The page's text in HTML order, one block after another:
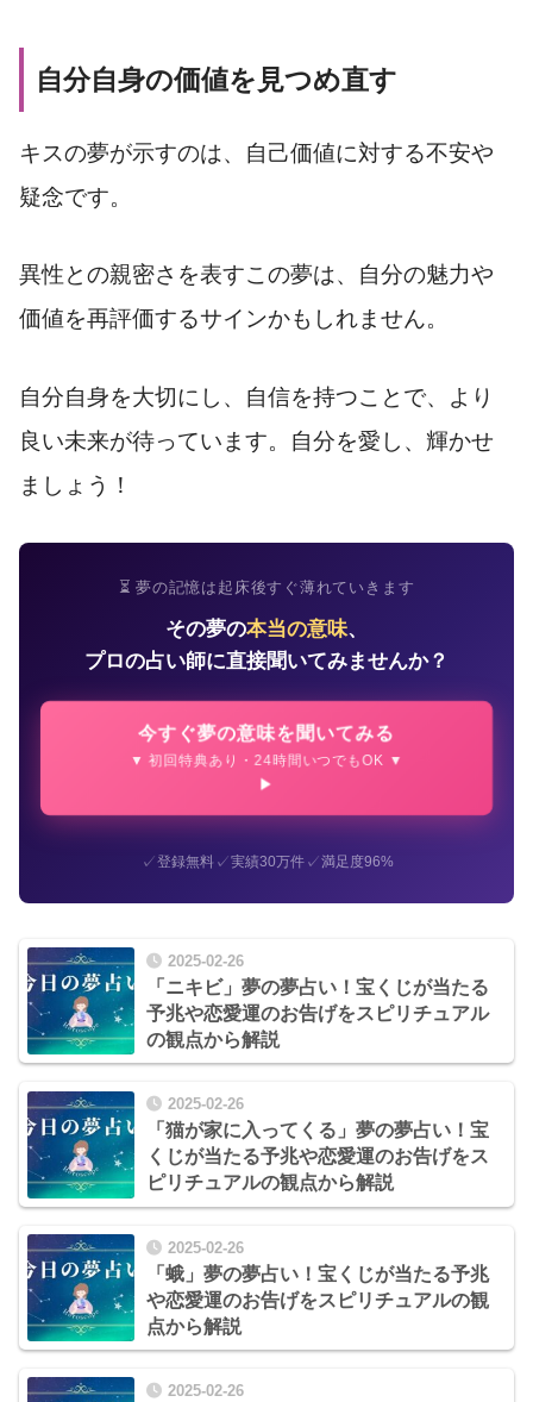
自分自身の価値を見つめ直す
キスの夢が示すのは、自己価値に対する不安や
疑念です。
異性との親密さを表すこの夢は、自分の魅力や
価値を再評価するサインかもしれません。
自分自身を大切にし、自信を持つことで、より
良い未来が待っています。自分を愛し、輝かせ
ましょう！
⏳ 夢の記憶は起床後すぐ薄れていきます
その夢の本当の意味、
プロの占い師に直接聞いてみませんか？
今すぐ夢の意味を聞いてみる
▼ 初回特典あり・24時間いつでもOK ▼
✓登録無料✓実績30万件✓満足度96%
2025-02-26
「ニキビ」夢の夢占い！宝くじが当たる
予兆や恋愛運のお告げをスピリチュアル
の観点から解説
2025-02-26
「猫が家に入ってくる」夢の夢占い！宝
くじが当たる予兆や恋愛運のお告げをス
ピリチュアルの観点から解説
2025-02-26
「蛾」夢の夢占い！宝くじが当たる予兆
や恋愛運のお告げをスピリチュアルの観
点から解説
2025-02-26